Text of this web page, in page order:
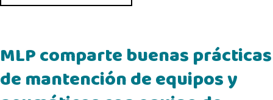
MLP comparte buenas prácticas
de mantención de equipos y